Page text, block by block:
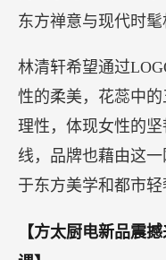
林
新LOGO保留了上
花，结合传统园林
的线条勾勒出红山
东方禅意与现代时